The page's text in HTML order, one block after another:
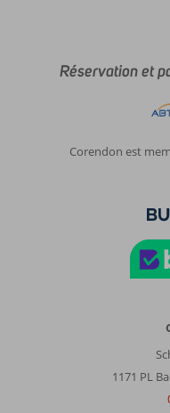
Réservation et
Corendon est
1171 PL